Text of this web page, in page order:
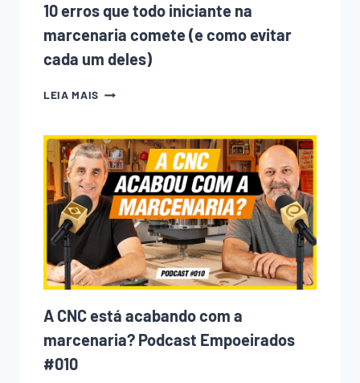
10 erros que todo iniciante na
marcenaria comete (e como evitar
cada um deles)
LEIA MAIS 10
TODO
INICIANTE
NA
MARCENARIA
COMETE
(E
COMO
EVITAR
CADA
UM
DELES)
A CNC está acabando com a
marcenaria? Podcast Empoeirados
#010